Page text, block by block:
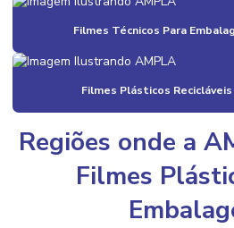
Bobinas Plásticas
Bobinas Plásticas Recicláveis
Compra De Aparas Plásticas
Compra De Aparas Plásticas Em
Compra De Grãos De Plástico Colorido
Compra De Sacos Plásticos
Filmes Técnicos Para
Filmes Plásticos
Regiões onde a
Filmes